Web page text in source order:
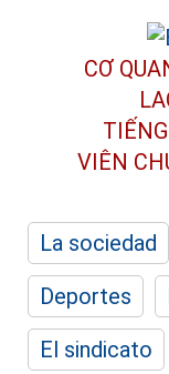
CƠ
VIÊN
La sociedad
Deportes
El sindicato